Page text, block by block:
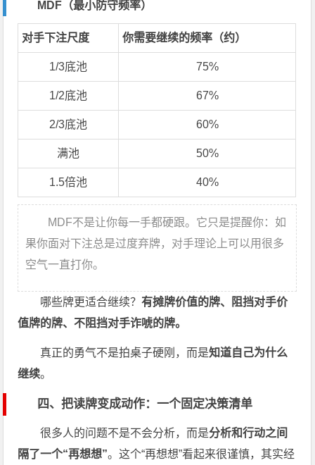
MDF（最小防守频率）
对手下注尺度 你需要继续的频率（约）
1/3底池 75%
1/2底池 67%
2/3底池 60%
满池 50%
1.5倍池 40%
MDF不是让你每一手都硬跟。它只是提醒你：如
果你面对下注总是过度弃牌，对手理论上可以用很多
空气一直打你。
哪些牌更适合继续？有摊牌价值的牌、阻挡对手价
值牌的牌、不阻挡对手诈唬的牌。
真正的勇气不是拍桌子硬刚，而是知道自己为什么
继续。
四、把读牌变成动作：一个固定决策清单
很多人的问题不是不会分析，而是分析和行动之间
隔了一个“再想想”。这个“再想想”看起来很谨慎，其实经